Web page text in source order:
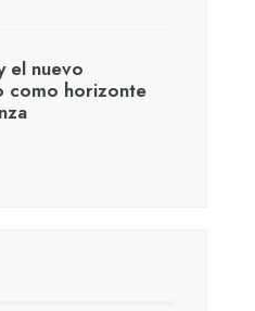
el nuevo
como horizonte